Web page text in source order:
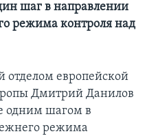
шаг в направлении
режима контроля над
отделом европейской
Дмитрий Данилов
одним шагом в
режима